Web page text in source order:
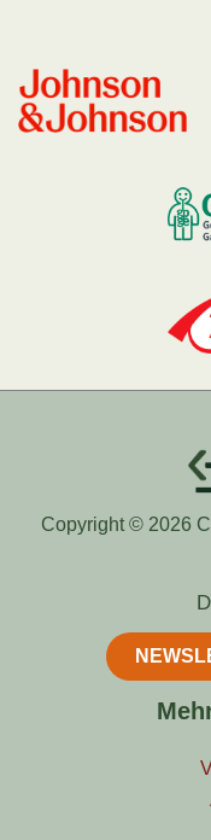
Copyright © 2026